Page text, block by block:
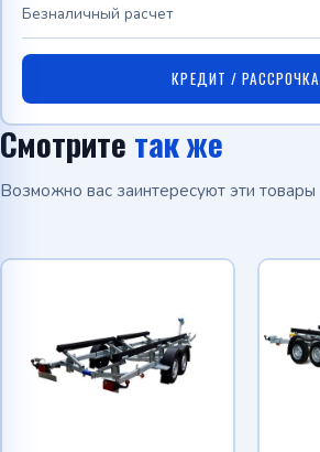
Безналичный расчет
КРЕДИТ / РАССРОЧКА
Смотрите так же
Возможно вас заинтересуют эти товары